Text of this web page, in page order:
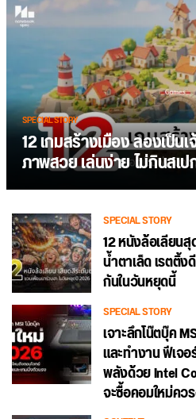
SPECIAL STORY
12 เกมสร้างเมือง ลองเป็น
ภาพสวย เล่นง่าย ไม่กินสเ
SPECIAL STORY
12 หนังล้อเลียน
น้ำตาเล็ด เรตติ้
กันในวันหยุดนี้
SPECIAL STORY
เจาะลึกโน๊ตบุ๊ค
และทำงาน ฟีเจ
พลังด้วย Intel
จะซื้อคอมใหม่คว